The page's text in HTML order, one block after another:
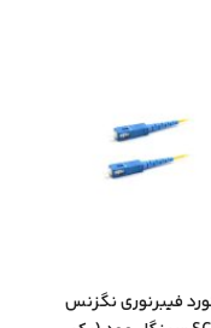
فیبرنوری نگزنس